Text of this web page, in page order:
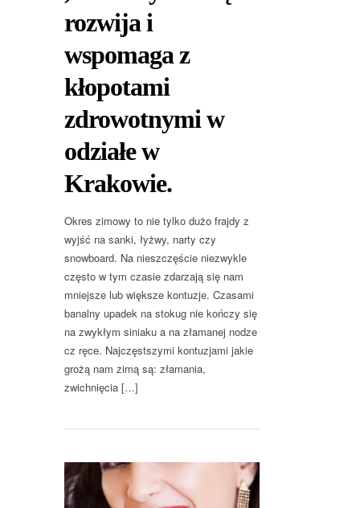
rozwija i
wspomaga z
kłopotami
zdrowotnymi w
odziałe w
Krakowie.
Okres zimowy to nie tylko dużo frajdy z
wyjść na sanki, łyżwy, narty czy
snowboard. Na nieszczęście niezwykle
często w tym czasie zdarzają się nam
mniejsze lub większe kontuzje. Czasami
banalny upadek na stokug nie kończy się
na zwykłym siniaku a na złamanej nodze
cz ręce. Najczęstszymi kontuzjami jakie
grożą nam zimą są: złamania,
zwichnięcia […]